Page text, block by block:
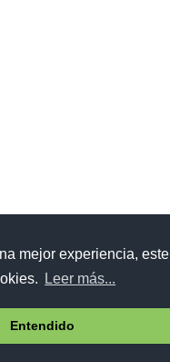
mejor experiencia, este
Leer más...
Entendido
Aviso legal